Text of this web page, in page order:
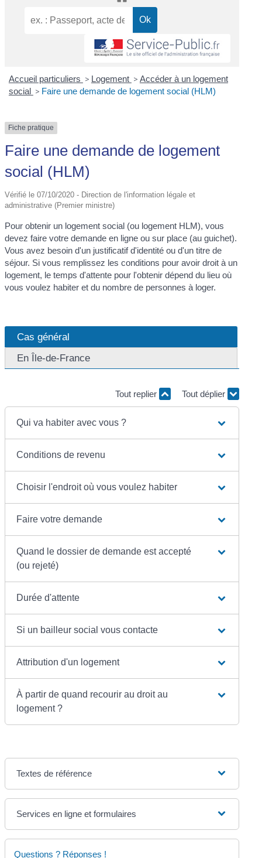
Accueil particuliers > Logement > Accéder à un logement
social > Faire une demande de logement social (HLM)
Fiche pratique
Faire une demande de logement
social (HLM)
Vérifié le 07/10/2020 - Direction de l'information légale et
administrative (Premier ministre)
Pour obtenir un logement social (ou logement HLM), vous
devez faire votre demande en ligne ou sur place (au guichet).
Vous avez besoin d'un justificatif d'identité ou d'un titre de
séjour. Si vous remplissez les conditions pour avoir droit à un
logement, le temps d'attente pour l'obtenir dépend du lieu où
vous voulez habiter et du nombre de personnes à loger.
Cas général
En Île-de-France
Tout replier Tout déplier
Qui va habiter avec vous ?
Conditions de revenu
Choisir l'endroit où vous voulez habiter
Faire votre demande
Quand le dossier de demande est accepté
(ou rejeté)
Durée d'attente
Si un bailleur social vous contacte
Attribution d'un logement
À partir de quand recourir au droit au
logement ?
Textes de référence
Services en ligne et formulaires
Questions ? Réponses !